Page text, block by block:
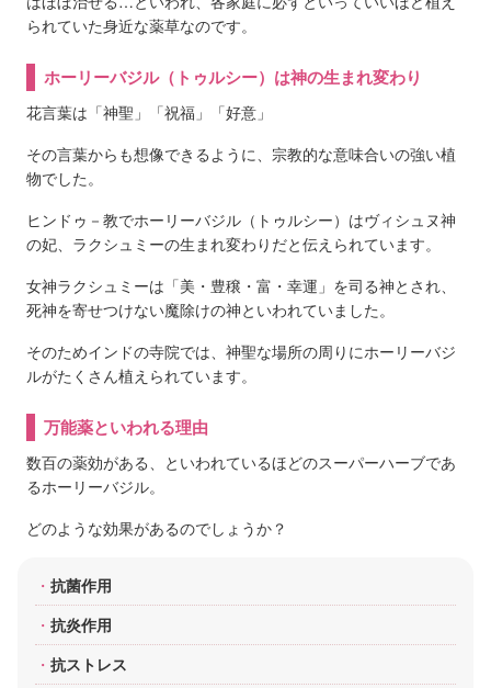
られていた身近な薬草なのです。
ホーリーバジル（トゥルシー）は神の生まれ変わり
花言葉は「神聖」「祝福」「好意」
その言葉からも想像できるように、宗教的な意味合いの強い植
物でした。
ヒンドゥ－教でホーリーバジル（トゥルシー）はヴィシュヌ神
の妃、ラクシュミーの生まれ変わりだと伝えられています。
女神ラクシュミーは「美・豊穣・富・幸運」を司る神とされ、
死神を寄せつけない魔除けの神といわれていました。
そのためインドの寺院では、神聖な場所の周りにホーリーバジ
ルがたくさん植えられています。
万能薬といわれる理由
数百の薬効がある、といわれているほどのスーパーハーブであ
るホーリーバジル。
どのような効果があるのでしょうか？
抗菌作用
抗炎作用
抗ストレス